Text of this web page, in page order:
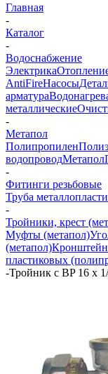
Главная
-
Каталог
-
Водоснабжение
Электрика
AntiFireНасосы
арматура
металлические
-
Метапол
Полипропилен
водопроводМетапол
-
Фитинги резьбовые
Труба
-
Тройники, крест
Муфты (метапол)
(метапол)
пластиковых
-Тройник с BP 16 х